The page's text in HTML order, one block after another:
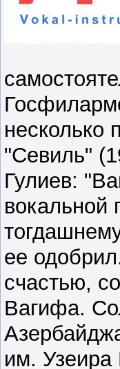
несколько
"Севиль"
Гулиев:
вокальной
ее
счастью,
Вагифа.
им. Узеира